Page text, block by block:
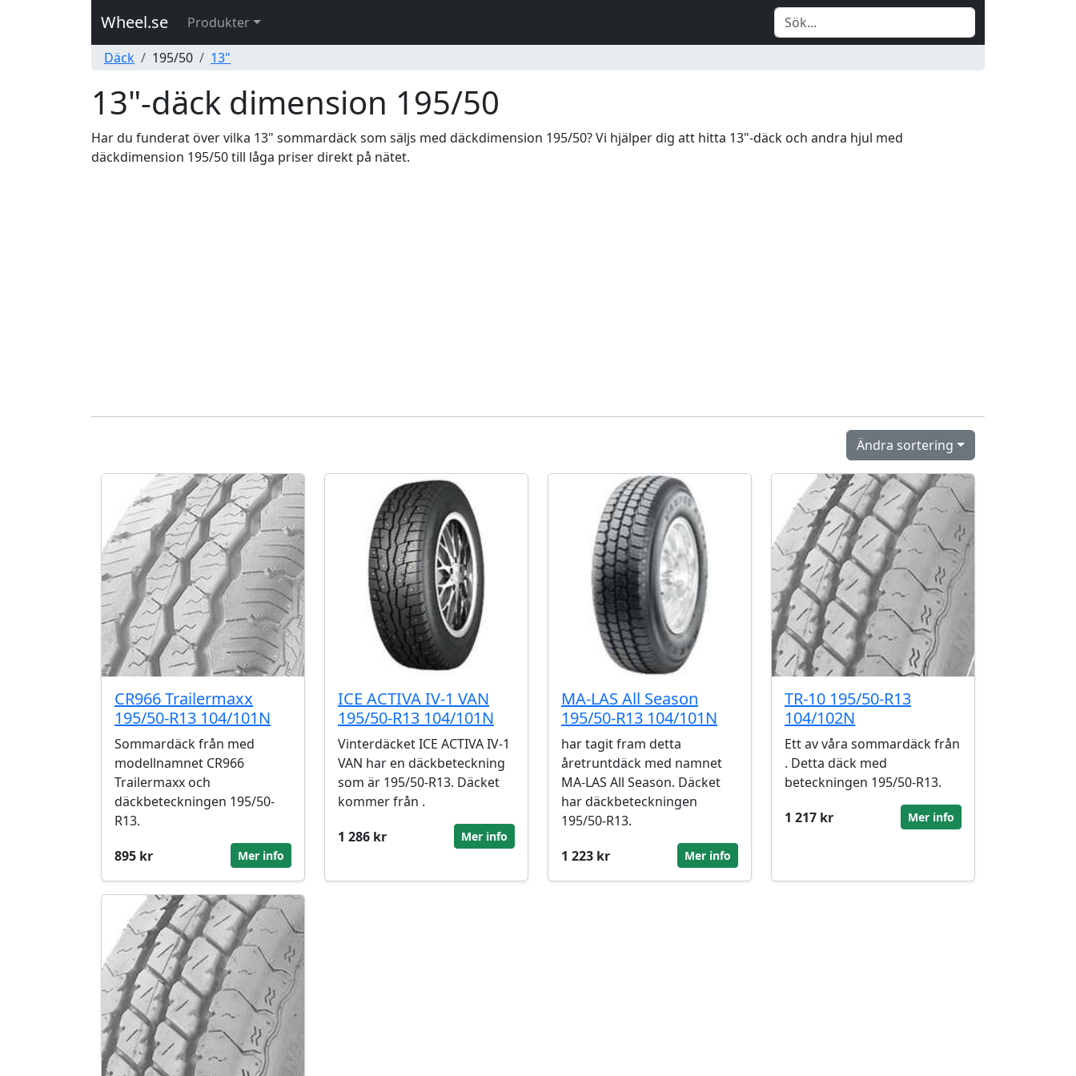
Wheel.se
Produkter
Däck
195/50 13"
13"-däck dimension 195/50
Har du funderat över vilka 13" sommardäck som säljs med däckdimension 195/50? Vi hjälper dig att hitta 13"-däck och andra hjul med
däckdimension 195/50 till låga priser direkt på nätet.
Ändra sortering
CR966 Trailermaxx
195/50-R13 104/101N
Sommardäck från med
modellnamnet CR966
Trailermaxx och
däckbeteckningen 195/50-
R13.
895 kr
Mer info
ICE ACTIVA IV-1 VAN
195/50-R13 104/101N
Vinterdäcket ICE ACTIVA IV-1
VAN har en däckbeteckning
som är 195/50-R13. Däcket
kommer från .
1 286 kr
Mer info
MA-LAS All Season
195/50-R13 104/101N
har tagit fram detta
åretruntdäck med namnet
MA-LAS All Season. Däcket
har däckbeteckningen
195/50-R13.
1 223 kr
Mer info
TR-10 195/50-R13
104/102N
Ett av våra sommardäck från
. Detta däck med
beteckningen 195/50-R13.
1 217 kr
Mer info